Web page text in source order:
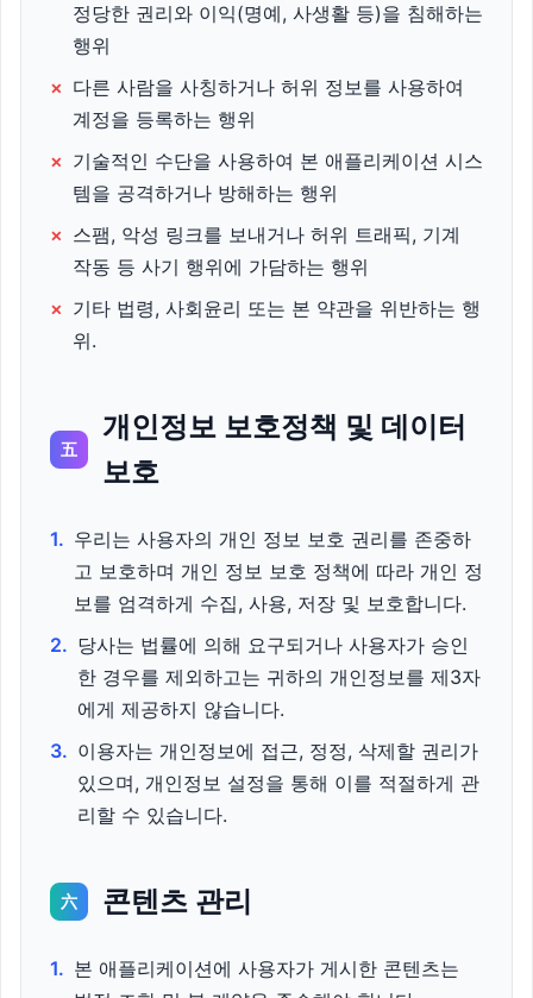
정당한 권리와 이익(명예, 사생활 등)을 침해하는
행위
× 다른 사람을 사칭하거나 허위 정보를 사용하여
계정을 등록하는 행위
× 기술적인 수단을 사용하여 본 애플리케이션 시스
템을 공격하거나 방해하는 행위
× 스팸, 악성 링크를 보내거나 허위 트래픽, 기계
작동 등 사기 행위에 가담하는 행위
× 기타 법령, 사회윤리 또는 본 약관을 위반하는 행
위.
五
개인정보 보호정책 및 데이터
보호
1. 우리는 사용자의 개인 정보 보호 권리를 존중하
고 보호하며 개인 정보 보호 정책에 따라 개인 정
보를 엄격하게 수집, 사용, 저장 및 보호합니다.
2. 당사는 법률에 의해 요구되거나 사용자가 승인
한 경우를 제외하고는 귀하의 개인정보를 제3자
에게 제공하지 않습니다.
3. 이용자는 개인정보에 접근, 정정, 삭제할 권리가
있으며, 개인정보 설정을 통해 이를 적절하게 관
리할 수 있습니다.
六 콘텐츠 관리
1. 본 애플리케이션에 사용자가 게시한 콘텐츠는